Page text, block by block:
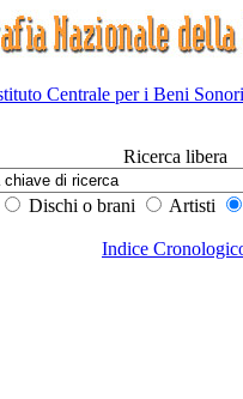
Centrale per i Beni
Ricerca libera
Dischi o brani Artisti
Indice